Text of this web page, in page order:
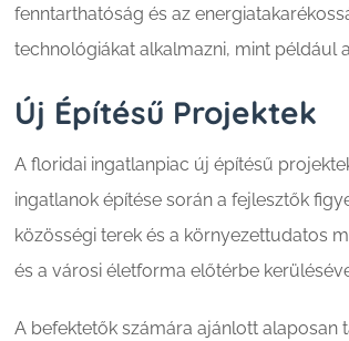
fenntarthatóság és az
technológiákat alkalmazni, mint például
Új Építésű Projektek
A floridai ingatlanpiac új építésű
ingatlanok építése során a fejlesztők
közösségi terek és a környezettudatos
és a városi életforma előtérbe
A befektetők számára ajánlott alaposan